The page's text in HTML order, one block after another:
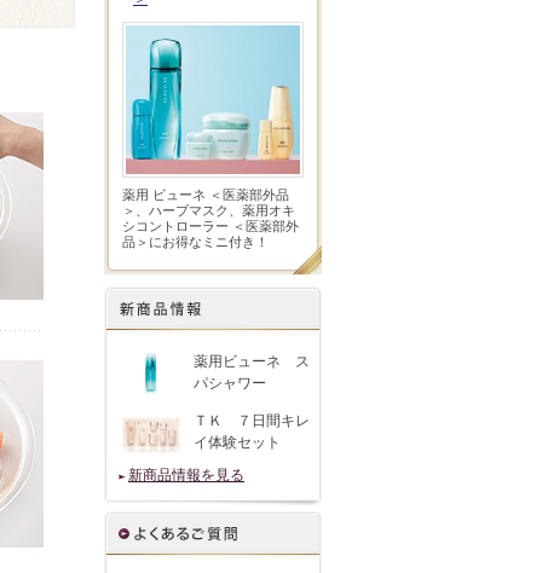
薬用 ビューネ ＜医薬部外品
＞、ハーブマスク、薬用オキ
シコントローラー ＜医薬部外
品＞にお得なミニ付き！
薬用ビューネ ス
パシャワー
ＴＫ ７日間キレ
イ体験セット
新商品情報を見る